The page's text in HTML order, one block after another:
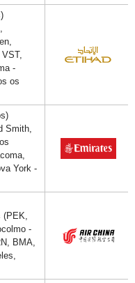
-
os
Smith,
York -
-
BMA,